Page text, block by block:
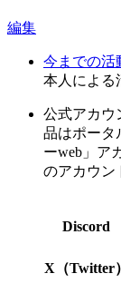
編集
今までの活
本人による
公式アカウ
品はポータ
ーweb」ア
のアカウン
Discord
X（Twitter）